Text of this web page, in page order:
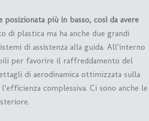
posizionata più in basso, così da avere
di plastica ma ha anche due grandi
di assistenza alla guida. All’interno
per favorire il raffreddamento del
di aerodinamica ottimizzata sulla
complessiva. Ci sono anche le